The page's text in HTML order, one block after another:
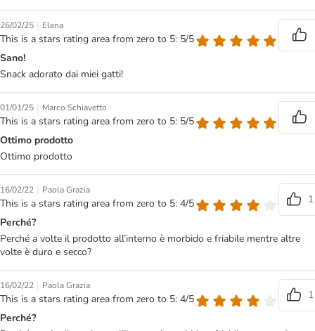
26/02/25 | Elena
This is a stars rating area from zero to 5: 5/5
Sano!
Snack adorato dai miei gatti!
01/01/25 | Marco Schiavetto
This is a stars rating area from zero to 5: 5/5
Ottimo prodotto
Ottimo prodotto
16/02/22 | Paola Grazia
This is a stars rating area from zero to 5: 4/5
1
Perché?
Perché a volte il prodotto all’interno è morbido e friabile mentre altre
volte è duro e secco?
16/02/22 | Paola Grazia
This is a stars rating area from zero to 5: 4/5
1
Perché?